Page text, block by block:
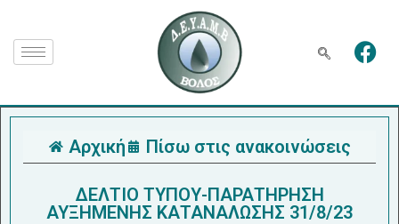
Αρχική Πίσω στις ανακοινώσεις
ΔΕΛΤΙΟ ΤΥΠΟΥ-ΠΑΡΑΤΗΡΗΣΗ
ΑΥΞΗΜΕΝΗΣ ΚΑΤΑΝΑΛΩΣΗΣ 31/8/23